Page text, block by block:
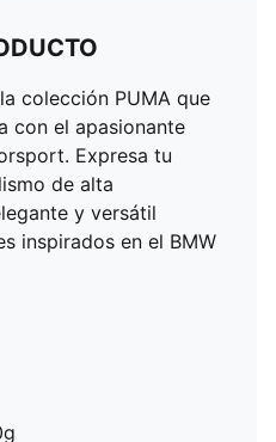
colección PUMA que
con el apasionante
Expresa tu
de alta
y versátil
inspirados en el BMW